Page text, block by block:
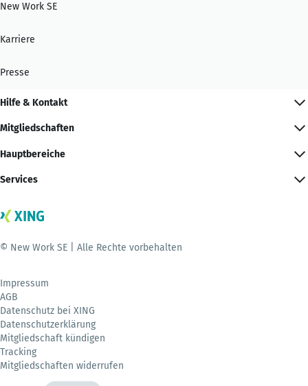
New Work SE
Karriere
Presse
Hilfe & Kontakt
Mitgliedschaften
Hauptbereiche
Services
© New Work SE | Alle Rechte vorbehalten
Impressum
AGB
Datenschutz bei XING
Datenschutzerklärung
Mitgliedschaft kündigen
Tracking
Mitgliedschaften widerrufen